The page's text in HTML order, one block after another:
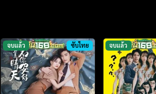
จบแล้ว ซับไทย จบแล้ว